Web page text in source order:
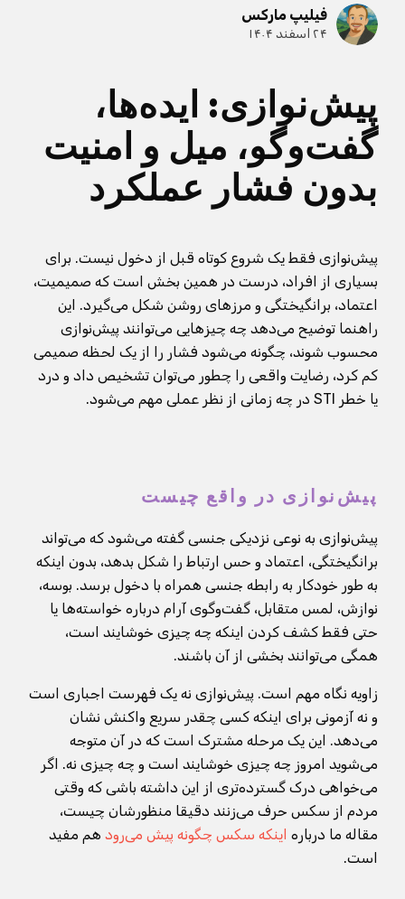
فیلیپ مارکس
۲۴ اسفند ۱۴۰۴
پیش‌نوازی: ایده‌ها،
گفت‌وگو، میل و امنیت
بدون فشار عملکرد
پیش‌نوازی فقط یک شروع کوتاه قبل از دخول نیست. برای
بسیاری از افراد، درست در همین بخش است که صمیمیت،
اعتماد، برانگیختگی و مرزهای روشن شکل می‌گیرد. این
راهنما توضیح می‌دهد چه چیزهایی می‌توانند پیش‌نوازی
محسوب شوند، چگونه می‌شود فشار را از یک لحظه صمیمی
کم کرد، رضایت واقعی را چطور می‌توان تشخیص داد و درد
یا خطر STI در چه زمانی از نظر عملی مهم می‌شود.
پیش‌نوازی در واقع چیست
پیش‌نوازی به نوعی نزدیکی جنسی گفته می‌شود که می‌تواند
برانگیختگی، اعتماد و حس ارتباط را شکل بدهد، بدون اینکه
به طور خودکار به رابطه جنسی همراه با دخول برسد. بوسه،
نوازش، لمس متقابل، گفت‌وگوی آرام درباره خواسته‌ها یا
حتی فقط کشف کردن اینکه چه چیزی خوشایند است،
همگی می‌توانند بخشی از آن باشند.
زاویه نگاه مهم است. پیش‌نوازی نه یک فهرست اجباری است
و نه آزمونی برای اینکه کسی چقدر سریع واکنش نشان
می‌دهد. این یک مرحله مشترک است که در آن متوجه
می‌شوید امروز چه چیزی خوشایند است و چه چیزی نه. اگر
می‌خواهی درک گسترده‌تری از این داشته باشی که وقتی
مردم از سکس حرف می‌زنند دقیقا منظورشان چیست،
مقاله ما درباره اینکه سکس چگونه پیش می‌رود هم مفید
است.